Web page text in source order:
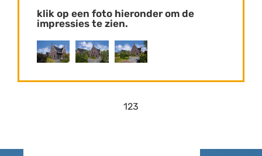
klik op een foto hieronder om de
impressies te zien.
123